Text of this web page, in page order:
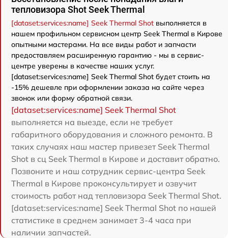
тепловизора Shot Seek Thermal
[dataset:services:name] Seek Thermal Shot выполняется в
нашем профильном сервисном центр Seek Thermal в Кирове
опытными мастерами. На все виды работ и запчасти
предоставляем расширенную гарантию - мы в сервис-
центре уверены в качестве наших услуг.
[dataset:services:name] Seek Thermal Shot будет стоить на
-15% дешевле при оформлении заказа на сайте через
звонок или форму обратной связи.
[dataset:services:name] Seek Thermal Shot
выполняется на выезде, если не требует
габаритного оборудования и сложного ремонта. В
таких случаях наш мастер привезет Seek Thermal
Shot в сц Seek Thermal в Кирове и доставит обратно.
Позвоните и наш сотрудник сервис-центра Seek
Thermal в Кирове проконсультирует и озвучит
стоимость работ над тепловизора Seek Thermal Shot.
[dataset:services:name] Seek Thermal Shot по нашей
статистике в среднем занимает 3-4 часа при
наличии запчастей.